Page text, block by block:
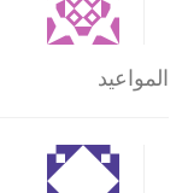
المواعيد